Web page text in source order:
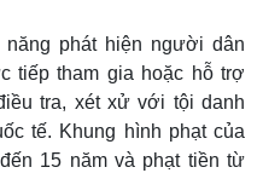
phát hiện người dân
tiếp tham gia hoặc hỗ trợ
tra, xét xử với tội danh
tế. Khung hình phạt của
15 năm và phạt tiền từ